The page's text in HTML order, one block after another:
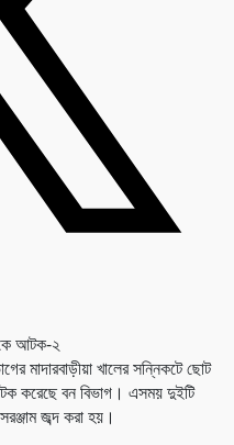
মাদারবাড়ীয়া খালের সন্নিকটে ছোট
করেছে বন বিভাগ। এসময় দুইটি
জব্দ করা হয়।